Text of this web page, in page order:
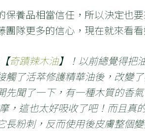
養品相當信任，所以決定也
隊更多的信心，現在就來看
奇蹟辣木油】！以前總覺得把
了活萃修護精華油後，改變
先聞了一下，有一種木質的香
，這也太好吸收了吧！而且真
粉刺，反而使用後皮膚整個